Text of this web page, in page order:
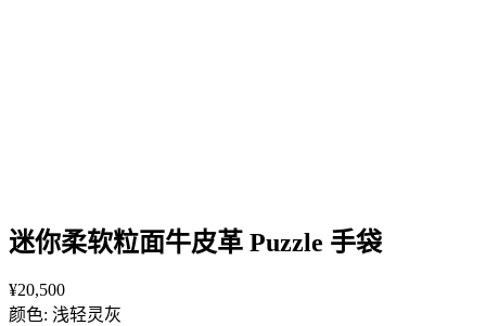
迷你柔软粒面牛皮革 Puzzle 手袋
¥20,500
颜色: 浅轻灵灰